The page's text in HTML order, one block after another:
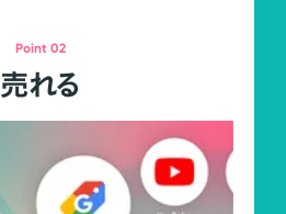
Point 02
売れる